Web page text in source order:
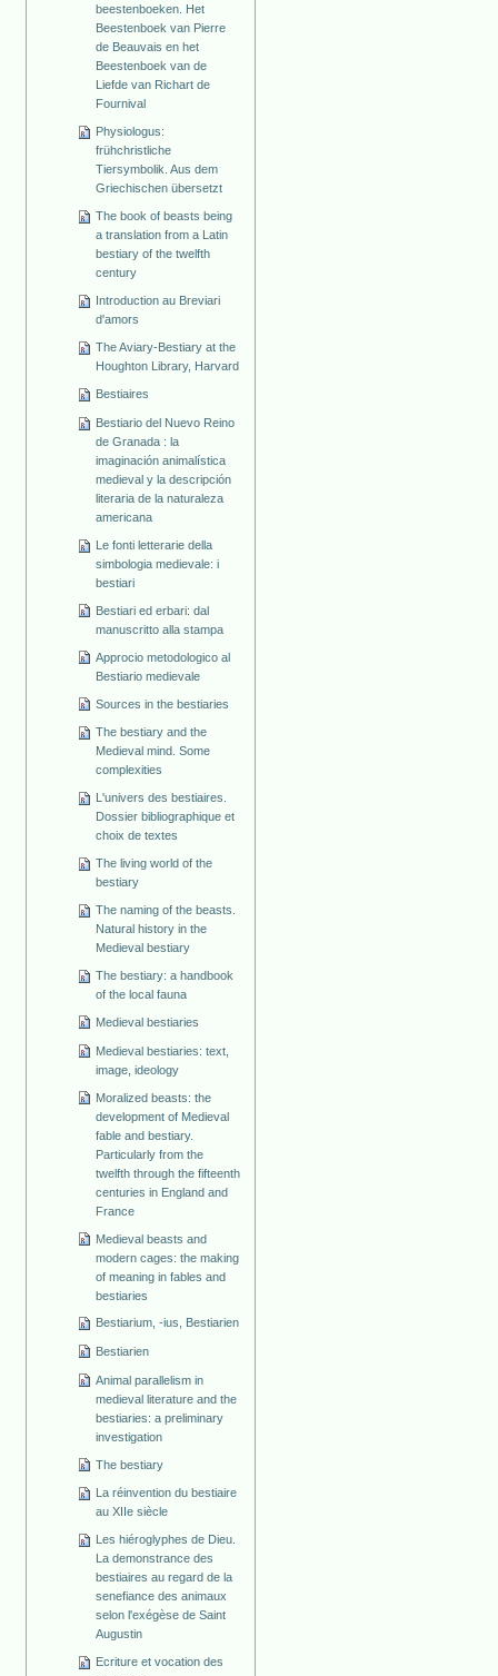
beestenboeken. Het
Beestenboek van Pierre
de Beauvais en het
Beestenboek van de
Liefde van Richart de
Fournival
Physiologus:
frühchristliche
Tiersymbolik. Aus dem
Griechischen übersetzt
The book of beasts being
a translation from a Latin
bestiary of the twelfth
century
Introduction au Breviari
d'amors
The Aviary-Bestiary at the
Houghton Library, Harvard
Bestiaires
Bestiario del Nuevo Reino
de Granada : la
imaginación animalística
medieval y la descripción
literaria de la naturaleza
americana
Le fonti letterarie della
simbologia medievale: i
bestiari
Bestiari ed erbari: dal
manuscritto alla stampa
Approcio metodologico al
Bestiario medievale
Sources in the bestiaries
The bestiary and the
Medieval mind. Some
complexities
L'univers des bestiaires.
Dossier bibliographique et
choix de textes
The living world of the
bestiary
The naming of the beasts.
Natural history in the
Medieval bestiary
The bestiary: a handbook
of the local fauna
Medieval bestiaries
Medieval bestiaries: text,
image, ideology
Moralized beasts: the
development of Medieval
fable and bestiary.
Particularly from the
twelfth through the fifteenth
centuries in England and
France
Medieval beasts and
modern cages: the making
of meaning in fables and
bestiaries
Bestiarium, -ius, Bestiarien
Bestiarien
Animal parallelism in
medieval literature and the
bestiaries: a preliminary
investigation
The bestiary
La réinvention du bestiaire
au XIIe siècle
Les hiéroglyphes de Dieu.
La demonstrance des
bestiaires au regard de la
senefiance des animaux
selon l'exégèse de Saint
Augustin
Ecriture et vocation des